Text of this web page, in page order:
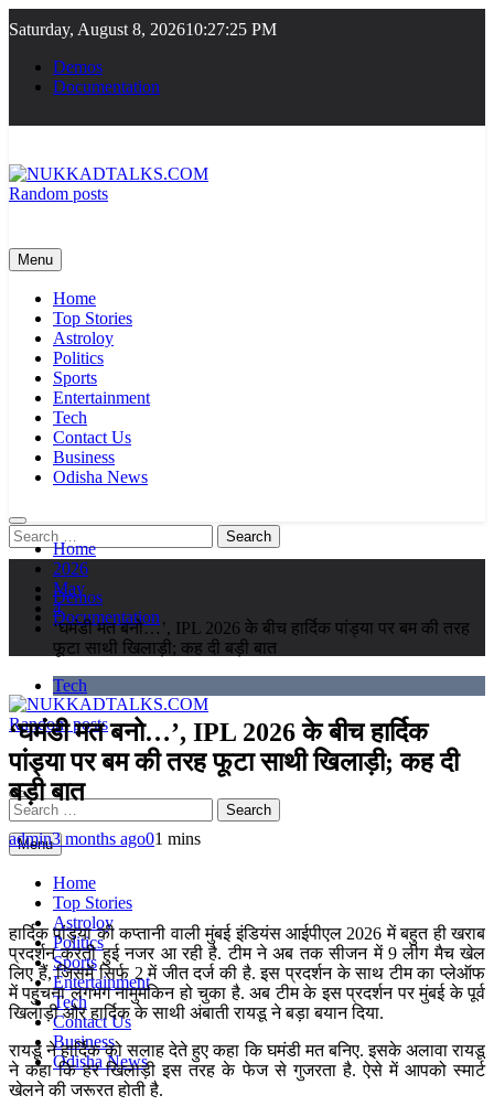
to
content
Saturday, August 8, 202610:27:25 PM
Demos
Documentation
Random posts
Menu
Home
Top Stories
Astroloy
Politics
Sports
Entertainment
Tech
Contact Us
Business
Odisha News
Search
for:
Demos
Documentation
NUKKADTALKS.COM
Galiyon Ki Awaaz Sansad Tak
Random posts
Search
for:
Menu
Home
Top Stories
Astroloy
Politics
Sports
Entertainment
Tech
Contact Us
Business
Odisha News
Home
2026
May
4
‘घमंडी मत बनो…’, IPL 2026 के बीच हार्दिक पांड्या पर बम की तरह
फूटा साथी खिलाड़ी; कह दी बड़ी बात
Tech
‘घमंडी मत बनो…’, IPL 2026 के बीच हार्दिक
पांड्या पर बम की तरह फूटा साथी खिलाड़ी; कह दी
बड़ी बात
admin3 months ago01 mins
हार्दिक पांड्या की कप्तानी वाली मुंबई इंडियंस आईपीएल 2026 में बहुत ही खराब
प्रदर्शन करती हुई नजर आ रही है. टीम ने अब तक सीजन में 9 लीग मैच खेल
लिए हैं, जिसमें सिर्फ 2 में जीत दर्ज की है. इस प्रदर्शन के साथ टीम का प्लेऑफ
में पहुंचना लगभग नामुमकिन हो चुका है. अब टीम के इस प्रदर्शन पर मुंबई के पूर्व
खिलाड़ी और हार्दिक के साथी अंबाती रायडू ने बड़ा बयान दिया.
रायडू ने हार्दिक को सलाह देते हुए कहा कि घमंडी मत बनिए. इसके अलावा रायडू
ने कहा कि हर खिलाड़ी इस तरह के फेज से गुजरता है. ऐसे में आपको स्मार्ट
खेलने की जरूरत होती है.